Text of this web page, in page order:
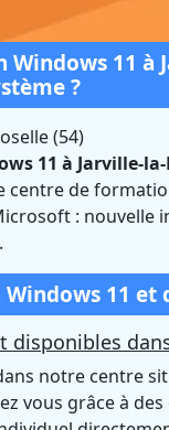
Certifié
11 à
?
(54)
11 à Jarville-
de
: nouvelle
11 et
disponibles
notre centre
vous grâce à